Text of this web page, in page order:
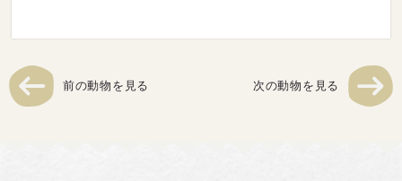
前の動物を見る 次の動物を見る